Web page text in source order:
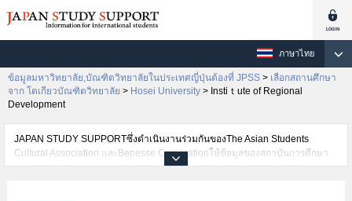
ภาษาไทย
ข้อมูลมหาวิทยาลัย,บัณฑิตวิทยาลัยในประเทศญี่ปุ่นต้องที่ JPSS > เลือกสถานศึกษา
จาก โตเกียวบัณฑิตวิทยาลัย > Hosei University > Instiｔute of Regional
Development
JAPAN STUDY SUPPORTซึ่งดำเนินงานร่วมกันของThe Asian Students
Cultural Association และBenesse Corporationให้ข้อมูลของสถาบันการศึกษา
ระดับมหาวิทยาลัย・บัณฑิตวิทยาลัย・วิทยาลัยระดับอนุปริญญา・วิทยาลัย